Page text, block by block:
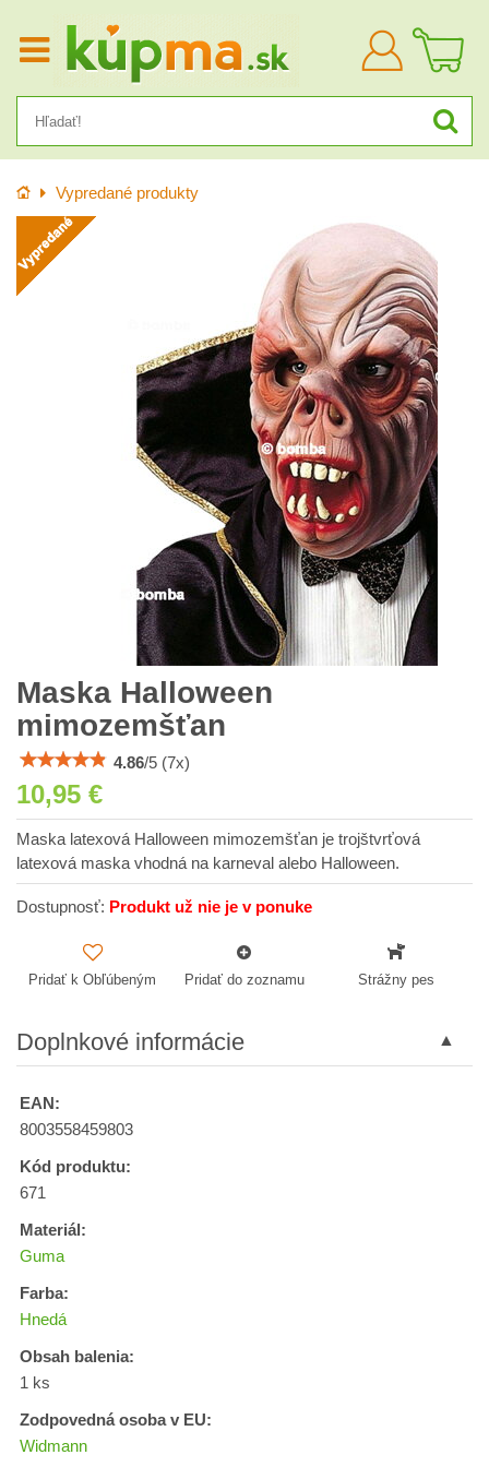
Prihlásiť
sa
Úvod Vypredané produkty
Maska Halloween
mimozemšťan
4.86/5 (7x)
10,95 €
Maska latexová Halloween mimozemšťan je trojštvrťová
latexová maska vhodná na karneval alebo Halloween.
Dostupnosť: Produkt už nie je v ponuke
Pridať k Obľúbeným Pridať do zoznamu Strážny pes
Doplnkové informácie
EAN:
8003558459803
Kód produktu:
671
Materiál:
Guma
Farba:
Hnedá
Obsah balenia:
1 ks
Zodpovedná osoba v EU:
Widmann